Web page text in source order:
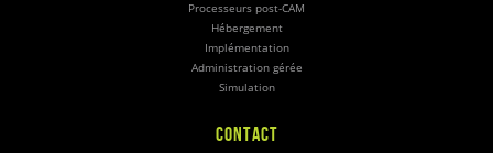
Processeurs post-CAM
Hébergement
Implémentation
Administration gérée
Simulation
CONTACT